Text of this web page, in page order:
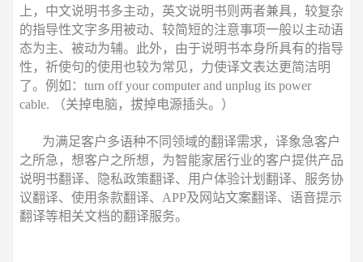
上，中文说明书多主动，英文说明书则两者兼具，较复杂
的指导性文字多用被动、较简短的注意事项一般以主动语
态为主、被动为辅。此外，由于说明书本身所具有的指导
性，祈使句的使用也较为常见，力使译文表达更简洁明
了。例如：turn off your computer and unplug its power
cable. （关掉电脑，拔掉电源插头。）
为满足客户多语种不同领域的翻译需求，译象急客户
之所急，想客户之所想，为智能家居行业的客户提供产品
说明书翻译、隐私政策翻译、用户体验计划翻译、服务协
议翻译、使用条款翻译、APP及网站文案翻译、语音提示
翻译等相关文档的翻译服务。